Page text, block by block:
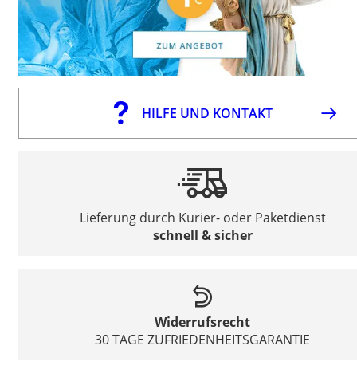
HILFE UND KONTAKT
Lieferung durch Kurier- oder Paketdienst
schnell & sicher
Widerrufsrecht
30 TAGE ZUFRIEDENHEITSGARANTIE